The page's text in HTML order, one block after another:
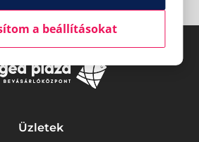
Üzletek
a beállításokat